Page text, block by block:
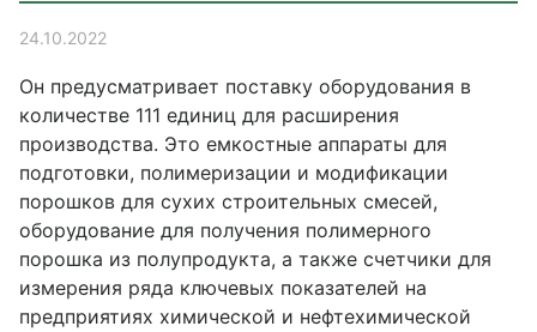
24.10.2022
Он предусматривает поставку оборудования в
количестве 111 единиц для расширения
производства. Это емкостные аппараты для
подготовки, полимеризации и модификации
порошков для сухих строительных смесей,
оборудование для получения полимерного
порошка из полупродукта, а также счетчики для
измерения ряда ключевых показателей на
предприятиях химической и нефтехимической